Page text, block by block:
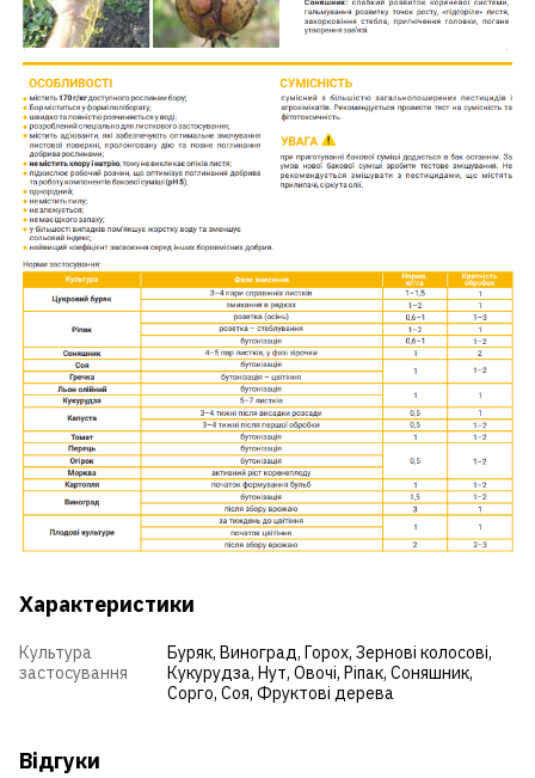
Характеристики
Культура
застосування
Буряк, Виноград, Горох, Зернові колосові,
Кукурудза, Нут, Овочі, Ріпак, Соняшник,
Сорго, Соя, Фруктові дерева
Відгуки